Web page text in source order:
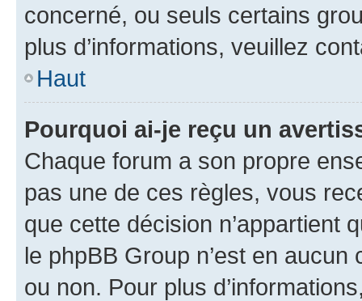
concerné, ou seuls certains
plus d’informations, veuillez
Haut
Pourquoi ai-je reçu un
Chaque forum a son propre
pas une de ces règles, vous
que cette décision n’appartient
le phpBB Group n’est en
ou non. Pour plus